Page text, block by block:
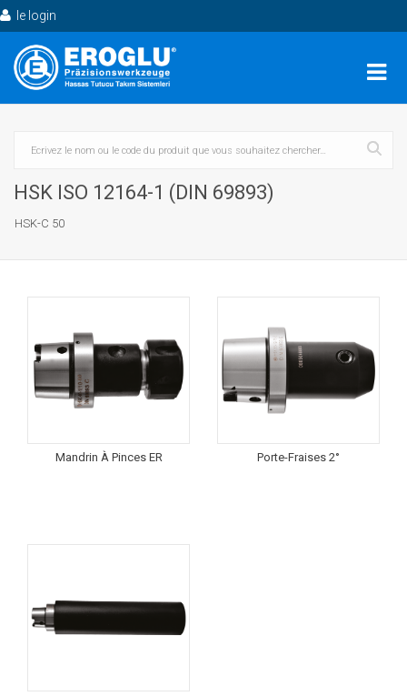
le login
HSK ISO 12164-1 (DIN 69893)
HSK-C 50
Mandrin À Pinces ER Porte-Fraises 2°